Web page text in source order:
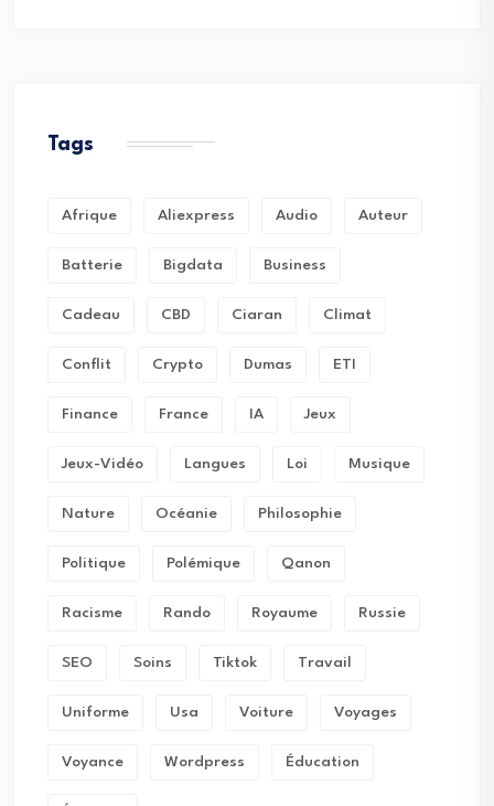
Tags
Afrique Aliexpress Audio Auteur
Batterie Bigdata Business
Cadeau CBD Ciaran Climat
Conflit Crypto Dumas ETI
Finance France IA Jeux
Jeux-Vidéo Langues Loi Musique
Nature Océanie Philosophie
Politique Polémique Qanon
Racisme Rando Royaume Russie
SEO Soins Tiktok Travail
Uniforme Usa Voiture Voyages
Voyance Wordpress Éducation